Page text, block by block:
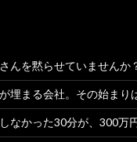
んを黙らせていませんか
埋まる会社。その始まり
なかった30分が、300万